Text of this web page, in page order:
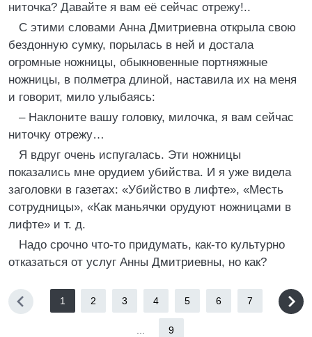
ниточка? Давайте я вам её сейчас отрежу!..
С этими словами Анна Дмитриевна открыла свою
бездонную сумку, порылась в ней и достала
огромные ножницы, обыкновенные портняжные
ножницы, в полметра длиной, наставила их на меня
и говорит, мило улыбаясь:
– Наклоните вашу головку, милочка, я вам сейчас
ниточку отрежу…
Я вдруг очень испугалась. Эти ножницы
показались мне орудием убийства. И я уже видела
заголовки в газетах: «Убийство в лифте», «Месть
сотрудницы», «Как маньячки орудуют ножницами в
лифте» и т. д.
Надо срочно что-то придумать, как-то культурно
отказаться от услуг Анны Дмитриевны, но как?
1 2 3 4 5 6 7
9